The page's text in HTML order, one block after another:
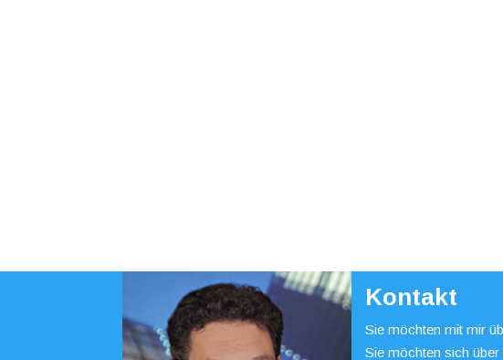
Kontakt
Sie möchten mit mir
Sie möchten sich